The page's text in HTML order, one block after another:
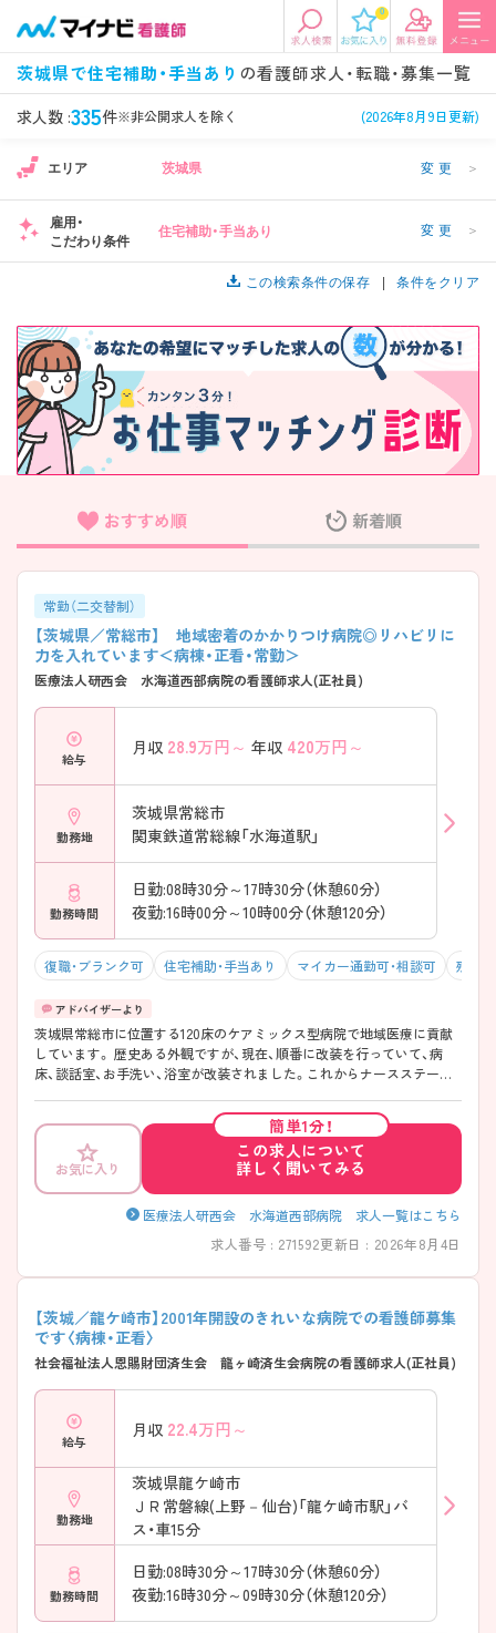
0
茨城県で住宅補助・手当あり の看護師求人・転職・募集一覧
求人数 :335件※非公開求人を除く (2026年8月9日更新)
エリアから探す
エリアから探す 駅・路線から探す
関東
東海 関西
北海道・東北 中国・四国
九州・沖縄
希望の求人条件を選択
条件項目の選択に戻る
看護師、准看護師など 常勤、夜勤なし可など
施設形態 担当業務
病棟、外来など
診察科目
美容外科、
循環器内科など
こだわり条件
未経験歓迎、
年収
年収500万円以上など
雇用形態
正社員、契約社員など
フリーワード検索
エリア 茨城県 変更 ＞
雇用・
こだわり条件
住宅補助・手当あり 変更 ＞
この検索条件の保存 条件をクリア
おすすめ順 新着順
常勤（二交替制）
【茨城県／常総市】 地域密着のかかりつけ病院◎リハビリに
力を入れています＜病棟・正看・常勤＞
医療法人研西会 水海道西部病院の看護師求人(正社員)
給与
月収 28.9万円～ 年収 420万円～
勤務地
茨城県常総市
関東鉄道常総線「水海道駅」
勤務時間
日勤:08時30分～17時30分（休憩60分）
夜勤:16時00分～10時00分（休憩120分）
復職・ブランク可 住宅補助・手当あり マイカー通勤可・相談可 残業
茨城県常総市に位置する120床のケアミックス型病院で地域医療に貢献
しています。 歴史ある外観ですが、現在、順番に改装を行っていて、病
床、談話室、お手洗い、浴室が改装されました。これからナースステーシ
者・職員に大きな影響を与えてしまうための配慮です。住宅手当や扶養
手当なども充実しており、働きやすい環境を整えています。 ご興味ある
方には、面接対策ポイントなど、さらに詳細をお話しいたしますのでお気
軽にご相談ください。
お気に入り
簡単1分！
この求人について
詳しく聞いてみる
医療法人研西会 水海道西部病院 求人一覧はこちら
求人番号 : 271592更新日 : 2026年8月4日
【茨城／龍ケ崎市】2001年開設のきれいな病院での看護師募集
です〈病棟・正看〉
社会福祉法人恩賜財団済生会 龍ヶ崎済生会病院の看護師求人(正社員)
給与
月収 22.4万円～
勤務地
茨城県龍ケ崎市
ＪＲ常磐線(上野－仙台)「龍ケ崎市駅」バ
ス・車15分
勤務時間
日勤:08時30分～17時30分（休憩60分）
夜勤:16時30分～09時30分（休憩120分）